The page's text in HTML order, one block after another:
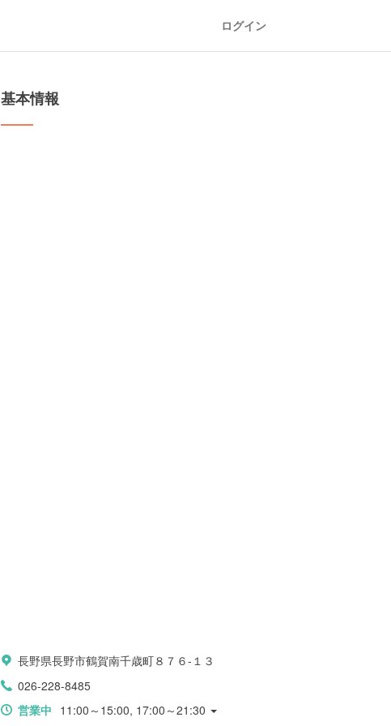
ログイン
基本情報
長野県長野市鶴賀南千歳町８７６-１３
026-228-8485
営業中 11:00～15:00, 17:00～21:30